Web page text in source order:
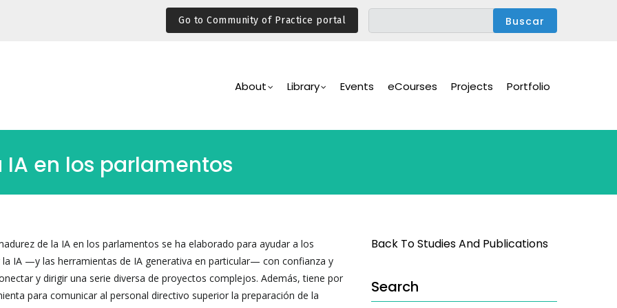
Go to Community of Practice portal
Navigation
About Library Events eCourses Projects Portfolio
en los parlamentos
de la IA en los parlamentos se ha elaborado para ayudar a los
IA —y las herramientas de IA generativa en particular— con confianza y
y dirigir una serie diversa de proyectos complejos. Además, tiene por
para comunicar al personal directivo superior la preparación de la
Back To Studies And Publications
Search